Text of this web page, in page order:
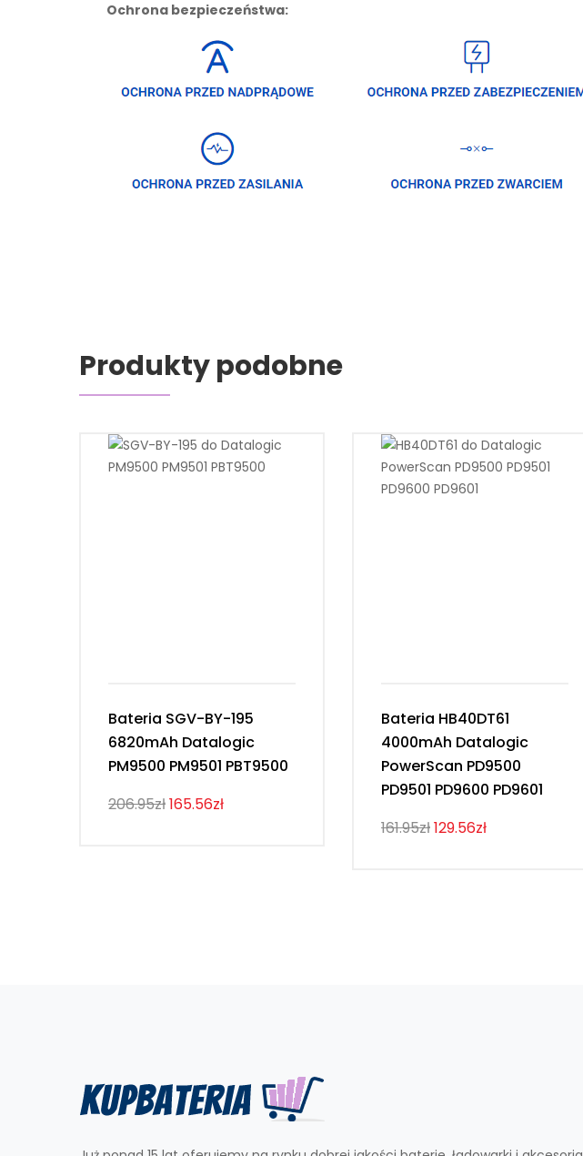
Ochrona bezpieczeństwa:
Produkty podobne
Bateria SGV-BY-195
6820mAh Datalogic
PM9500 PM9501 PBT9500
206.95zł165.56zł
Bateria HB40DT61
4000mAh Datalogic
PowerScan PD9500
PD9501 PD9600 PD9601
161.95zł129.56zł